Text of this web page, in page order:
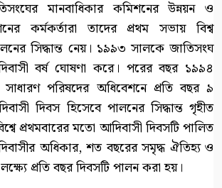
মানবাধিকার কমিশনের উন্নয়ন ও
কর্মকর্তারা তাদের প্রথম সভায় বিশ্ব
সিদ্ধান্ত নেয়। ১৯৯৩ সালকে জাতিসংঘ
বর্ষ ঘোষণা করে। পরের বছর ১৯৯৪
পরিষদের অধিবেশনে প্রতি বছর ৯
দিবস হিসেবে পালনের সিদ্ধান্ত গৃহীত
প্রথমবারের মতো আদিবাসী দিবসটি পালিত
অধিকার, শত বছরের সমৃদ্ধ ঐতিহ্য ও
প্রতি বছর দিবসটি পালন করা হয়।